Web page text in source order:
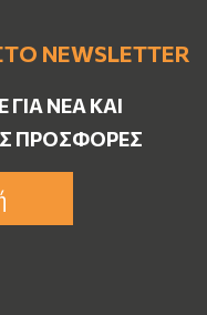
NEWSLETTER
ΝΈΑ ΚΑΙ
ΠΡΟΣΦΟΡΈΣ